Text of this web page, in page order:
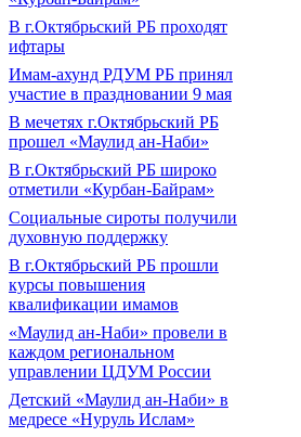
В г.Октябрьский РБ проходят
ифтары
Имам-ахунд РДУМ РБ принял
участие в праздновании 9 мая
В мечетях г.Октябрьский РБ
прошел «Маулид ан-Наби»
В г.Октябрьский РБ широко
отметили «Курбан-Байрам»
Социальные сироты получили
духовную поддержку
В г.Октябрьский РБ прошли
курсы повышения
квалификации имамов
«Маулид ан-Наби» провели в
каждом региональном
управлении ЦДУМ России
Детский «Маулид ан-Наби» в
медресе «Нуруль Ислам»